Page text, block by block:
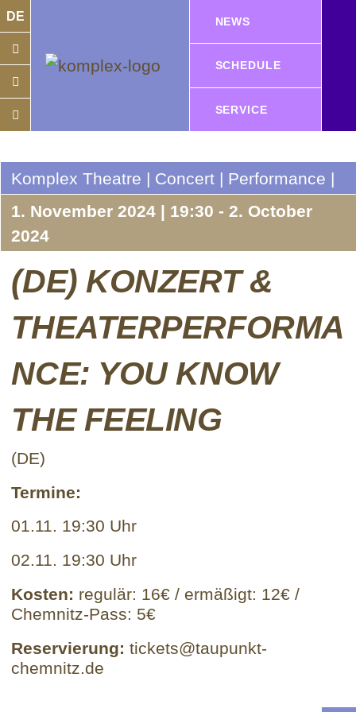
DE NEWS
SCHEDULE
SERVICE
Komplex Theatre | Concert | Performance |
1. November 2024 | 19:30 - 2. October
2024
(DE) KONZERT &
THEATERPERFORMA
NCE: YOU KNOW
THE FEELING
(DE)
Termine:
01.11. 19:30 Uhr
02.11. 19:30 Uhr
Kosten: regulär: 16€ / ermäßigt: 12€ /
Chemnitz-Pass: 5€
Reservierung: tickets@taupunkt-
chemnitz.de